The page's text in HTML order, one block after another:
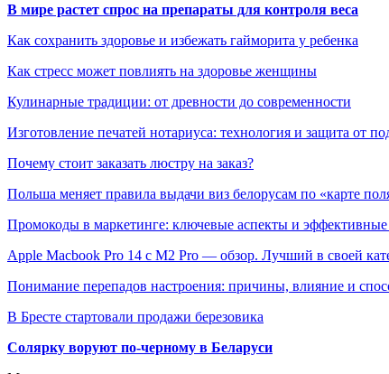
В мире растет спрос на препараты для контроля веса
Как сохранить здоровье и избежать гайморита у ребенка
Как стресс может повлиять на здоровье женщины
Кулинарные традиции: от древности до современности
Изготовление печатей нотариуса: технология и защита от
Почему стоит заказать люстру на заказ?
Польша меняет правила выдачи виз белорусам по «карте
Промокоды в маркетинге: ключевые аспекты и эффективные
Apple Macbook Pro 14 с M2 Pro — обзор. Лучший в своей
Понимание перепадов настроения: причины, влияние и
В Бресте стартовали продажи березовика
Солярку воруют по-черному в Беларуси